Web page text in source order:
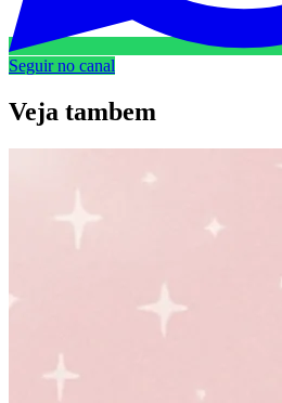
Seguir no canal
Veja tambem